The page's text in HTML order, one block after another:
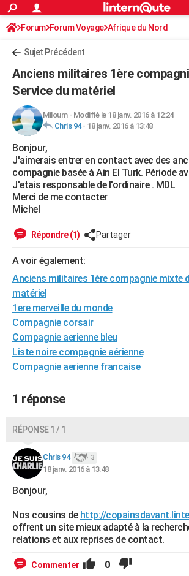
ACTUALITÉS
Politique
Société
Faits Divers
Education
Monde
Villes
+
Programme TV
TNTStreaming
Cinéma
Sorties cinéma
Musique
+FINANCE
Retraite
Impôts
Epargne
Immobilier
Risques naturels par ville
Banque
Assurance
Crédit
AUTO
Essais
Réserver un essai
Citadines
Berlines
SUV
Forum auto
HIGH-TECH
Mobiles
Meilleur smartphone
Internet
Ordinateurs
Jeux vidéo
Guide high-tech
+BRICOLAGE
Forum
Aménagement intérieur
Extérieur
Cuisine
Salle de bains
Jardinage
Rangement
WEEK-END
Guides de France
Escapades
Patrimoine
Expositions
Musées
Week-end nature
+LIFESTYLE
Art de vivre
Bien-être
Loisirs
Mode
Modes de vie
SANTE
Alimentation
Guide de la santé
Maladies
Médicaments
Sommeil
VOYAGE
PHOTO
GUIDES D'ACHAT
BONS PLANS
CARTE DE VOEUX
S'inscrire
Se connecter
Lycées
Collèges
Primaires
Universités
Entreprises
Service militaire
Avis de recherche
AVIS DE DÉCÈS
FORUM
Bricolage
Lifestyle
Culture
Sport
Auto
Television
Voyage
Cinema
S'inscrire
Connexion
Forum Forum Voyage Afrique du Nord
Sujet Précédent
Anciens militaires 1ère
Service du matériel
Miloum- Modifié le 18 janv. 2016 à 12:24
Chris 94- 18 janv. 2016 à 13:48
Bonjour,
J'aimerais entrer en contact avec des
compagnie basée à Ain El Turk. Période
J'etais responsable de l'ordinaire . MDL
Merci de me contacter
Michel
Répondre (1) Partager
A voir également:
Anciens militaires 1ère compagnie mixte
matériel
1ere merveille du monde
Compagnie corsair
Compagnie aerienne bleu
Liste noire compagnie aérienne
Compagnie aerienne francaise
1 réponse
RÉPONSE 1 / 1
Chris 94 3
18 janv. 2016 à 13:48
Bonjour,
Nos cousins de http://
offrent un site mieux adapté à la
relations et aux reprises de contact.
Commenter 0